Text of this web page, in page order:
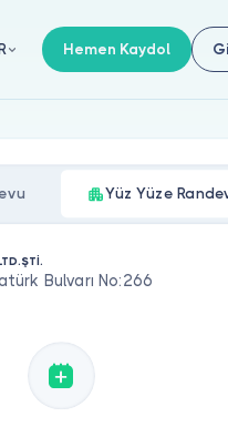
Hemen Kaydol
Yüz Yüze
Bulvarı No:266